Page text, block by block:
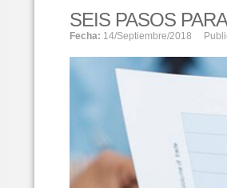
SEIS PASOS
Fecha: 14/septiembre/2018